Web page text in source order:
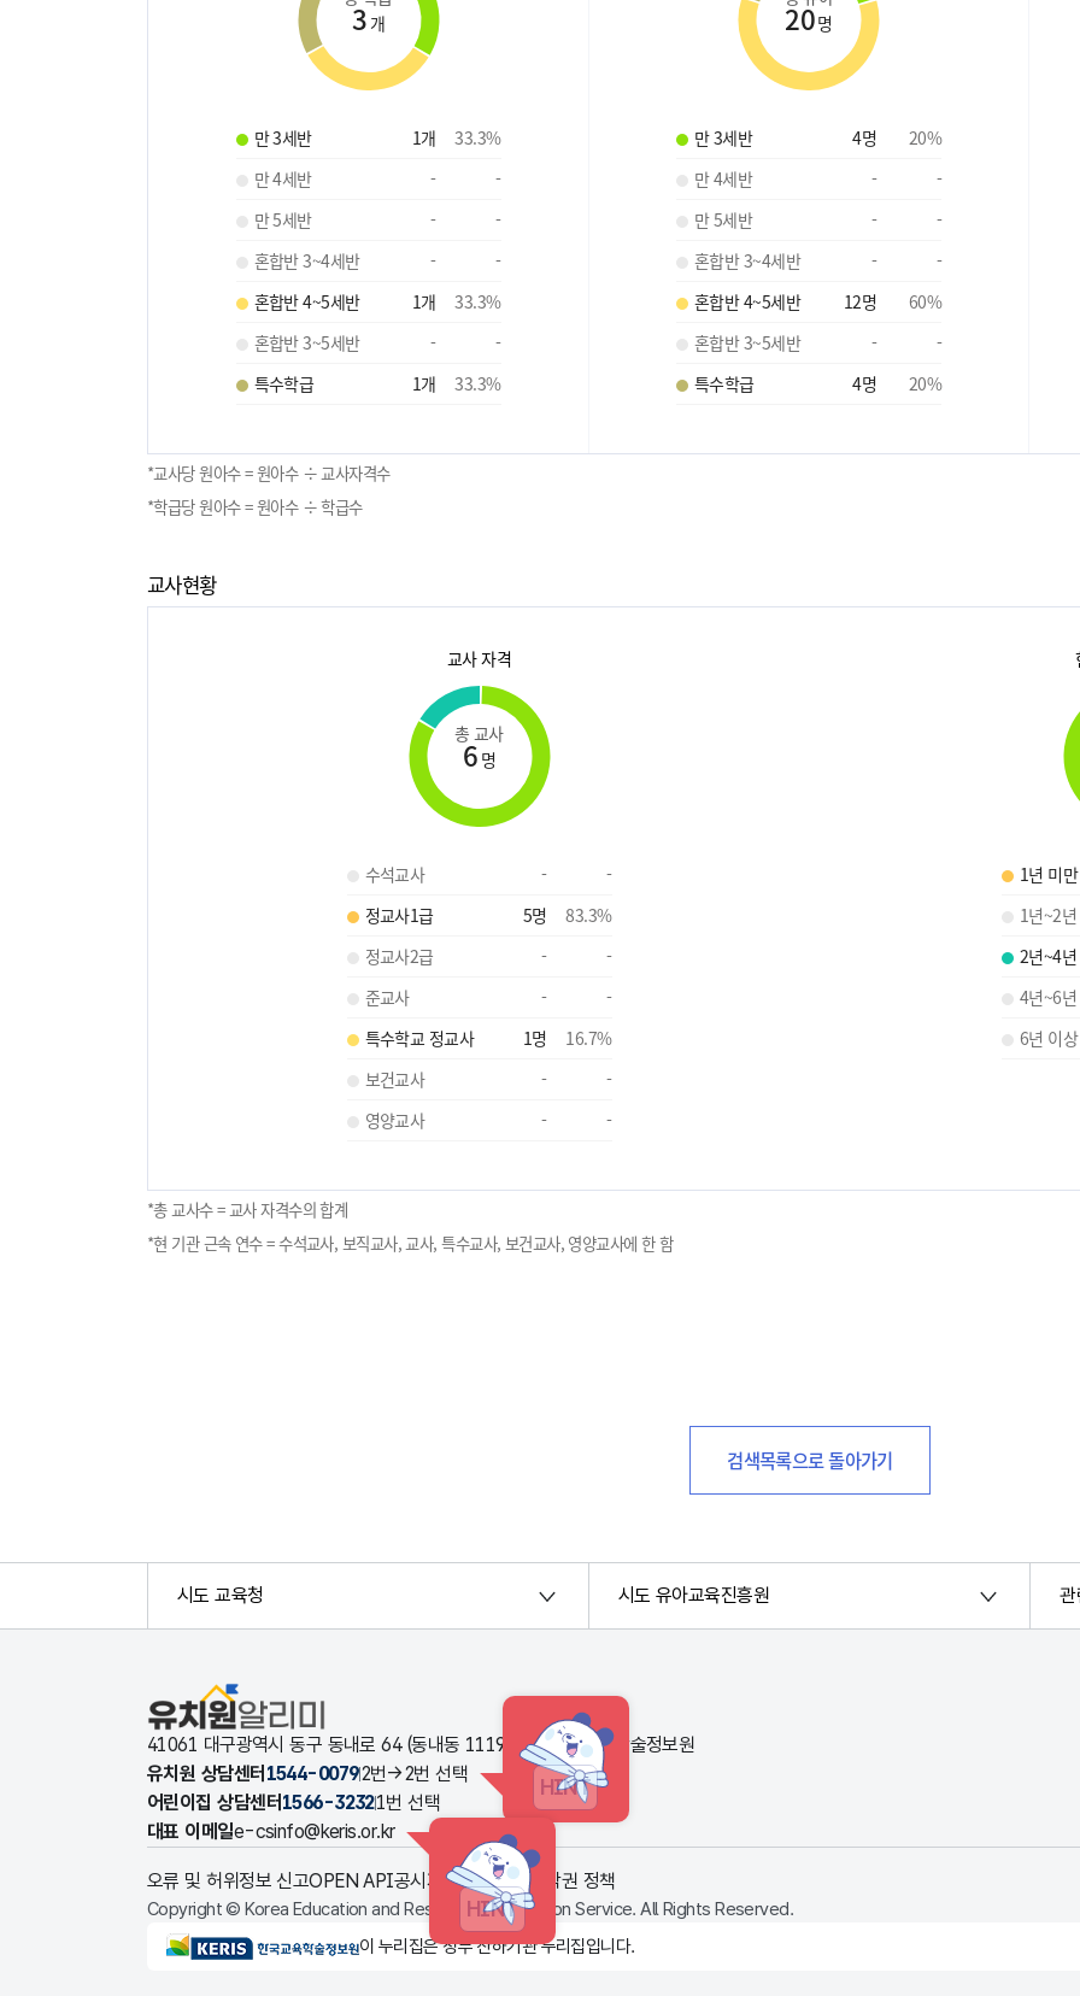
3 개
만 3세반 1개 33.3%
만 4세반
-
-
만 5세반
-
-
혼합반 3~4세반
-
-
혼합반 4~5세반
1개 33.3%
혼합반 3~5세반
-
-
특수학급
1개 33.3%
20명
만 3세반 4명 20%
만 4세반
-
-
만 5세반
-
-
혼합반 3~4세반
-
-
혼합반 4~5세반
12명 60%
혼합반 3~5세반
-
-
특수학급
4명 20%
*교사당 원아수 = 원아수 ÷ 교사자격수
*학급당 원아수 = 원아수 ÷ 학급수
교사현황
교사 자격
총 교사
6 명
수석교사 -
-
정교사1급
5명 83.3%
정교사2급
-
-
준교사
-
-
특수학교 정교사
1명 16.7%
보건교사
-
-
영양교사
- -
1년 미만
1년~2
2년~4
4년~6
6년 이상
*총 교사수 = 교사 자격수의 합계
*현 기관 근속 연수 = 수석교사, 보직교사, 교사, 특수교사, 보건교사, 영양교사에 한 함
검색목록으로 돌아가기
시도 교육청 시도 유아교육진흥원
유치원알리미
41061 대구광역시 동구 동내로 64 (동내동 1119번지) 한국교육학술정보원
유치원 상담센터 1544-00792번→2번 선택
HINT
어린이집 상담센터 1566-32321번 선택
대표 이메일e-csinfo@keris.or.kr
HINT
오류 및 허위정보 신고OPEN API공시자료 다운로드저작권 정책
Copyright © Korea Education and Research Information Service. All Rights Reserved.
KERIS한국교육학술정보원이 누리집은 정부 산하기관 누리집입니다.